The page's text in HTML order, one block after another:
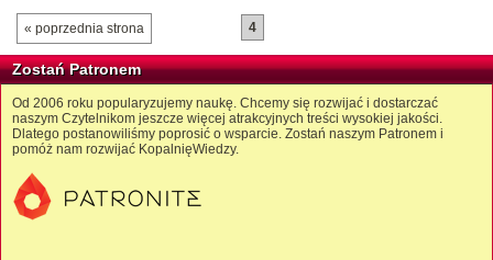
« poprzednia strona 4
Zostań Patronem
Od 2006 roku popularyzujemy naukę. Chcemy się rozwijać i dostarczać
naszym Czytelnikom jeszcze więcej atrakcyjnych treści wysokiej jakości.
Dlatego postanowiliśmy poprosić o wsparcie. Zostań naszym Patronem i
pomóż nam rozwijać KopalnięWiedzy.